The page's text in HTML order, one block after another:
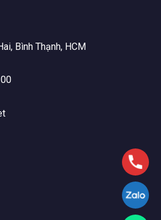
Bình Thạnh, HCM